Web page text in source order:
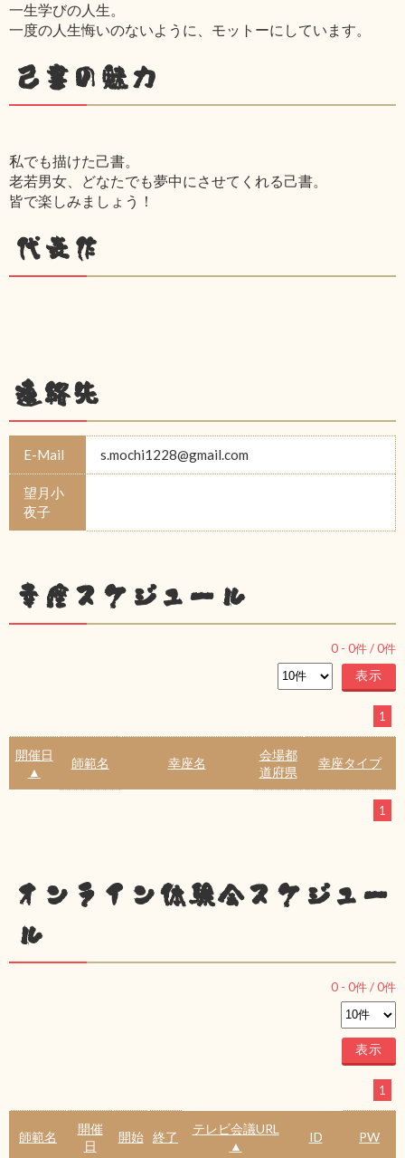
一生学びの人生。
一度の人生悔いのないように、モットーにしています。
己書の魅力
私でも描けた己書。
老若男女、どなたでも夢中にさせてくれる己書。
皆で楽しみましょう！
代表作
連絡先
E-Mail s.mochi1228@gmail.com
望月小
夜子
幸座スケジュール
0 - 0件 /0件
1
開催日
▲
師範名 幸座名
会場都
道府県
幸座タイプ
1
オンライン体験会スケジュー
ル
0 - 0件 /0件
1
師範名
開催
日
開始 終了
テレビ会議URL
▲
ID PW